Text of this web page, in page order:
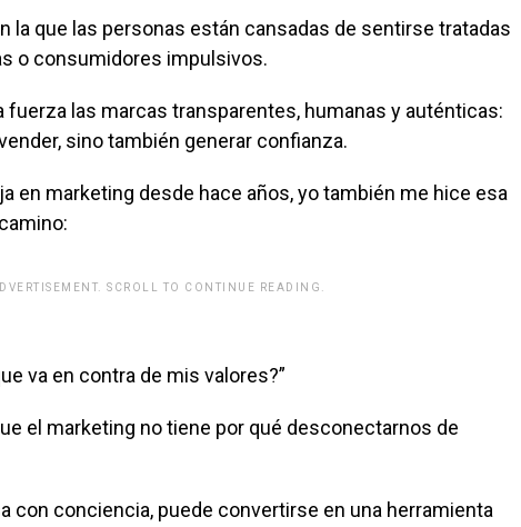
la que las personas están cansadas de sentirse tratadas
o consumidores impulsivos.
fuerza las marcas transparentes, humanas y auténticas:
sino también generar confianza.
en marketing desde hace años, yo también me hice esa
SCROLL TO CONTINUE READING.
va en contra de mis valores?”
el marketing no tiene por qué desconectarnos de
con conciencia, puede convertirse en una herramienta